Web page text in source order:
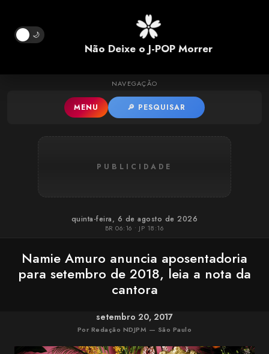
Pular para o conteúdo principal
🌙
Não Deixe o J-POP Morrer
NAVEGAÇÃO
MENU 🔎 PESQUISAR
PUBLICIDADE
quinta-feira, 6 de agosto de 2026
BR 06:16 • JP 18:16
Namie Amuro anuncia aposentadoria
para setembro de 2018, leia a nota da
cantora
setembro 20, 2017
Por Redação NDJPM — São Paulo